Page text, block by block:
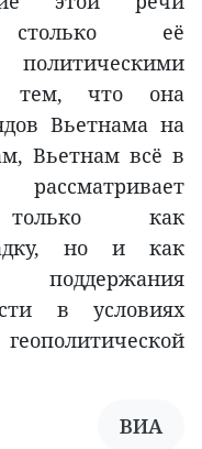
её
тем, что она
Вьетнама на
Вьетнам всё в
как
но и как
в условиях
ВИА